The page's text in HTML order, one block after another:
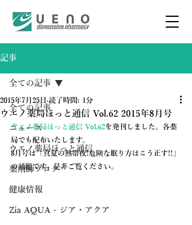
記事
全ての記事
ニュース
ウエノ薬局ほっと通信
薬剤師ブログ
健康情報
Zia AQUA - ジア・アクア
全ての記事
ウエノ薬局ほっと通信 Vol.62 2015年8月号
2015年7月25日 読了時間: 1分
ウエノ薬局ほっと通信 Vol.62を発刊しました。各薬
局でも配布いたします。
8月号は「真夏の熱帯夜!危険な眠り方はこう正す!!」
の話題です。是非ご覧ください。